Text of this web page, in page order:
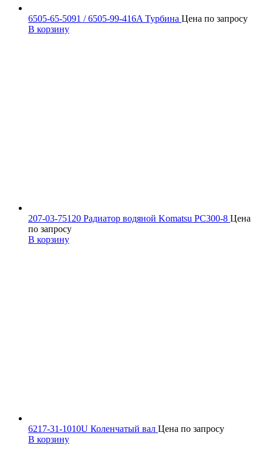
6505-65-5091 / 6505-99-416A Турбина Цена по запросу
В корзину
207-03-75120 Радиатор водяной Komatsu PC300-8 Цена
по запросу
В корзину
6217-31-1010U Коленчатый вал Цена по запросу
В корзину